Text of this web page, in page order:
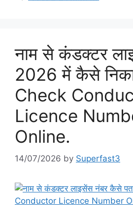
नाम से कंडक्टर
2026 में कैसे
Check
Licence
Online.
14/07/2026 by Superfast3